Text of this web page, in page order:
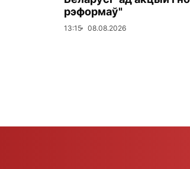
рэформаў"
13:15 08.08.2026